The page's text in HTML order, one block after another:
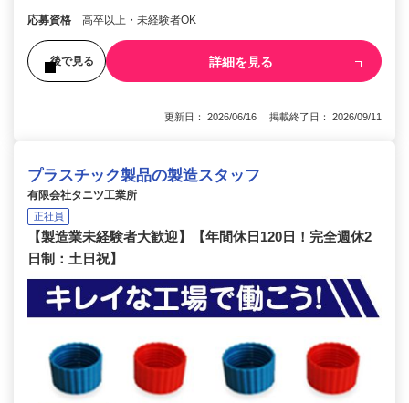
応募資格 高卒以上・未経験者OK
後で見る 詳細を見る
更新日： 2026/06/16 掲載終了日： 2026/09/11
プラスチック製品の製造スタッフ
有限会社タニツ工業所
正社員
【製造業未経験者大歓迎】【年間休日120日！完全週休2
日制：土日祝】